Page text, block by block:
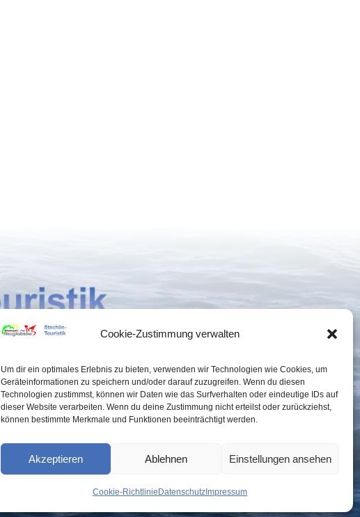
Cookie-Zustimmung verwalten
Um dir ein optimales Erlebnis zu bieten, verwenden wir Technologien wie Cookies, um
Geräteinformationen zu speichern und/oder darauf zuzugreifen. Wenn du diesen
Technologien zustimmst, können wir Daten wie das Surfverhalten oder eindeutige IDs auf
dieser Website verarbeiten. Wenn du deine Zustimmung nicht erteilst oder zurückziehst,
können bestimmte Merkmale und Funktionen beeinträchtigt werden.
Akzeptieren Ablehnen Einstellungen ansehen
Cookie-Richtlinie DatenschutzImpressum
 ADRESSE
Fontanestraße 11, 16775 Stechlin/
OT Neuglobsow